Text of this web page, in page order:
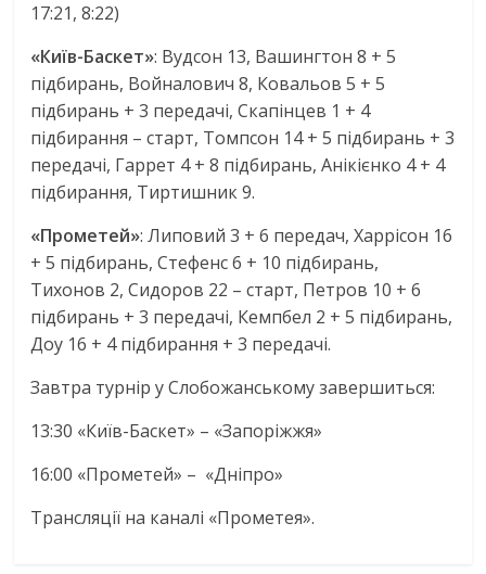
17:21, 8:22)
«Київ-Баскет»: Вудсон 13, Вашингтон 8 + 5
підбирань, Войналович 8, Ковальов 5 + 5
підбирань + 3 передачі, Скапінцев 1 + 4
підбирання – старт, Томпсон 14 + 5 підбирань + 3
передачі, Гаррет 4 + 8 підбирань, Анікієнко 4 + 4
підбирання, Тиртишник 9.
«Прометей»: Липовий 3 + 6 передач, Харрісон 16
+ 5 підбирань, Стефенс 6 + 10 підбирань,
Тихонов 2, Сидоров 22 – старт, Петров 10 + 6
підбирань + 3 передачі, Кемпбел 2 + 5 підбирань,
Доу 16 + 4 підбирання + 3 передачі.
Завтра турнір у Слобожанському завершиться:
13:30 «Київ-Баскет» – «Запоріжжя»
16:00 «Прометей» – «Дніпро»
Трансляції на каналі «Прометея».